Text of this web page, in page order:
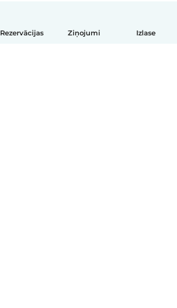
Rezervācijas Ziņojumi Izlase